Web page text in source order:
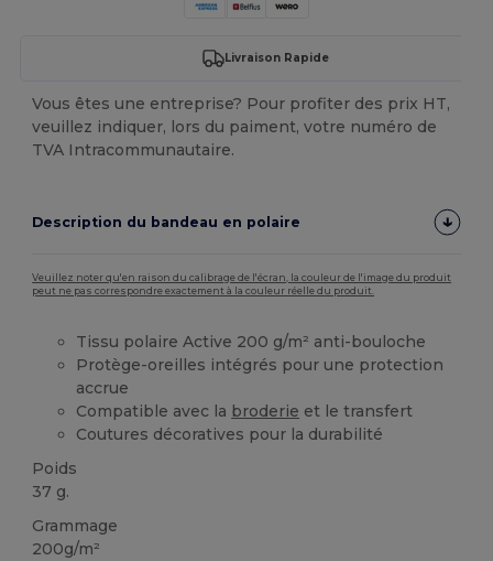
Livraison Rapide
Vous êtes une entreprise? Pour profiter des prix HT,
veuillez indiquer, lors du paiment, votre numéro de
TVA Intracommunautaire.
Description du bandeau en polaire
Veuillez noter qu'en raison du calibrage de l'écran, la couleur de l'image du produit
peut ne pas correspondre exactement à la couleur réelle du produit.
Tissu polaire Active 200 g/m² anti-bouloche
Protège-oreilles intégrés pour une protection
accrue
Compatible avec la broderie et le transfert
Coutures décoratives pour la durabilité
Poids
37 g.
Grammage
200g/m²